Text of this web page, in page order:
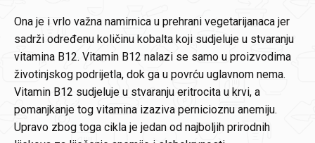
Ona je i vrlo važna namirnica u prehrani vegetarijanaca jer
sadrži određenu količinu kobalta koji sudjeluje u stvaranju
vitamina B12. Vitamin B12 nalazi se samo u proizvodima
životinjskog podrijetla, dok ga u povrću uglavnom nema.
Vitamin B12 sudjeluje u stvaranju eritrocita u krvi, a
pomanjkanje tog vitamina izaziva pernicioznu anemiju.
Upravo zbog toga cikla je jedan od najboljih prirodnih